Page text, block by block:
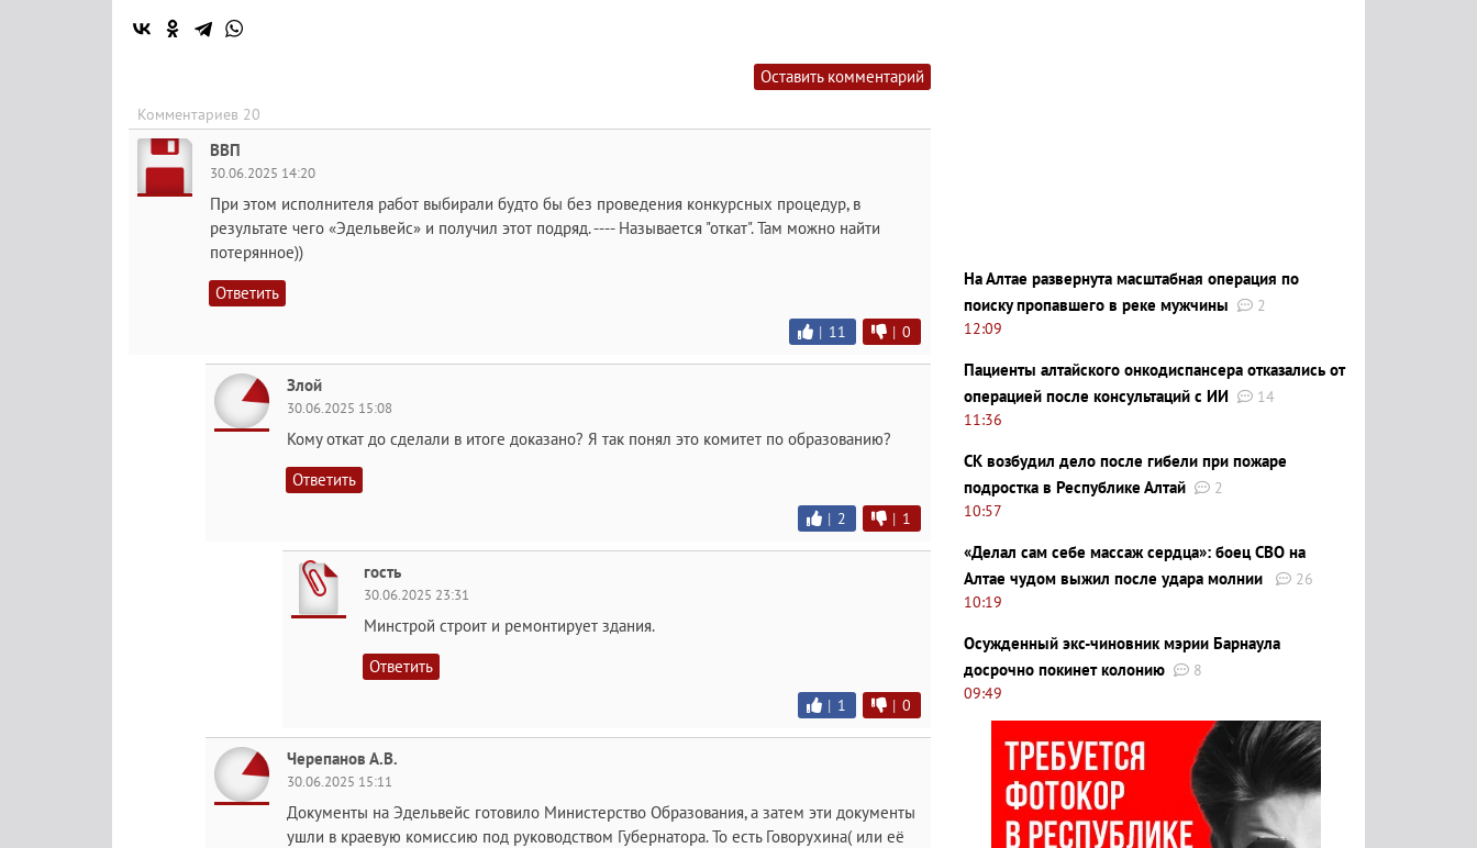
Оставить комментарий
Комментариев 20
ВВП
30.06.2025 14:20
При этом исполнителя работ выбирали будто бы без проведения конкурсных процедур, в
результате чего «Эдельвейс» и получил этот подряд. ---- Называется "откат". Там можно найти
потерянное))
Ответить
| 11 | 0
Злой
30.06.2025 15:08
Кому откат до сделали в итоге доказано? Я так понял это комитет по образованию?
Ответить
| 2 | 1
гость
30.06.2025 23:31
Минстрой строит и ремонтирует здания.
Ответить
| 1 | 0
Черепанов А.В.
30.06.2025 15:11
Документы на Эдельвейс готовило Министерство Образования, а затем эти документы
ушли в краевую комиссию под руководством Губернатора. То есть Говорухина( или её
На Алтае развернута масштабная операция по
поиску пропавшего в реке мужчины
2
12:09
Пациенты алтайского онкодиспансера отказались от
операцией после консультаций с ИИ
14
11:36
СК возбудил дело после гибели при пожаре
подростка в Республике Алтай
2
10:57
«Делал сам себе массаж сердца»: боец СВО на
Алтае чудом выжил после удара молнии
26
10:19
Осужденный экс-чиновник мэрии Барнаула
досрочно покинет колонию
8
09:49